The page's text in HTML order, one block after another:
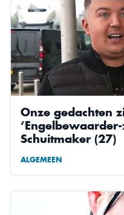
Onze gedachten
Schuitmaker (27)
ALGEMEEN